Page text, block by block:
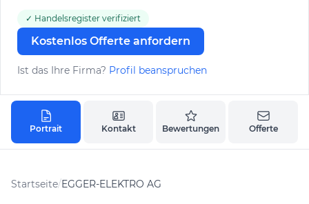
✓ Handelsregister verifiziert
Kostenlos Offerte anfordern
Ist das Ihre Firma? Profil beanspruchen
Portrait Kontakt Bewertungen Offerte
Startseite/EGGER-ELEKTRO AG